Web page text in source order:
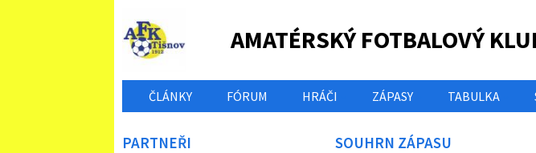
AMATÉRSKÝ FOTBALOVÝ
ČLÁNKY FÓRUM HRÁČI ZÁPASY TABULKA
SOUHRN ZÁPASU
PARTNEŘI